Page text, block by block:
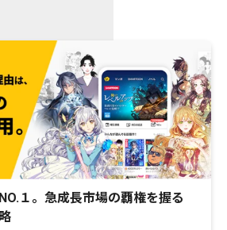
１。急成長市場の覇権を握る